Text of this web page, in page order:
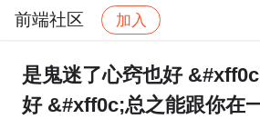
前端社区 加入
社区 前端社区 感慨 帖子
是鬼迷了心窍也好
好 &#xff0c;总之能跟你在